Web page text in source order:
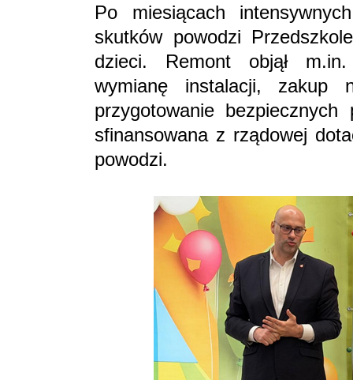
Po miesiącach
skutków powodzi
dzieci. Remont objął
wymianę instalacji, zakup
przygotowanie
sfinansowana z rządowej
powodzi.